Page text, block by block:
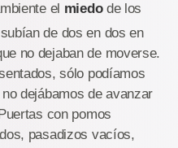
el miedode los
de dos en dos en
no dejaban de moverse.
sólo podíamos
dejábamos de avanzar
con pomos
pasadizos vacíos,